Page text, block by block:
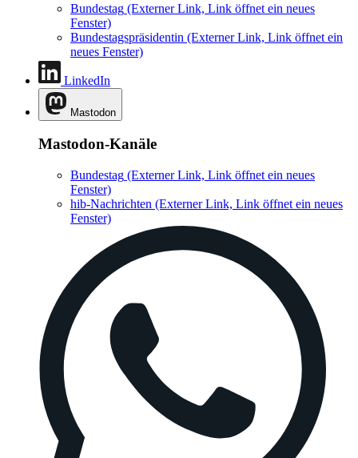
Bundestag (Externer Link, Link öffnet ein neues
Fenster)
Bundestagspräsidentin (Externer Link, Link öffnet ein
neues Fenster)
LinkedIn
Mastodon
Mastodon-Kanäle
Bundestag (Externer Link, Link öffnet ein neues
Fenster)
hib-Nachrichten (Externer Link, Link öffnet ein neues
Fenster)